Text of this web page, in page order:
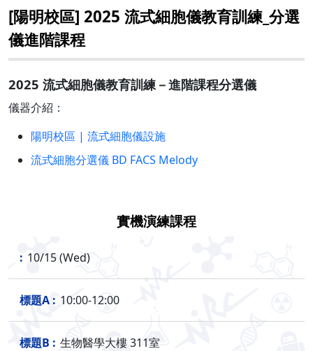
[陽明校區] 2025 流式細胞儀教育訓練_分選
儀進階課程
2025 流式細胞儀教育訓練－進階課程分選儀
儀器介紹：
陽明校區 | 流式細胞儀設施
流式細胞分選儀 BD FACS Melody
實機演練課程
10/15 (Wed)
10:00-12:00
生物醫學大樓 311室